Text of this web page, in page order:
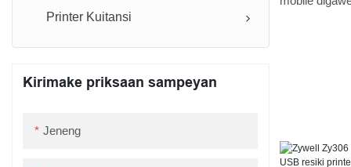
Printer Kuitansi
Kirimake priksaan sampeyan
Jeneng
dadi penak